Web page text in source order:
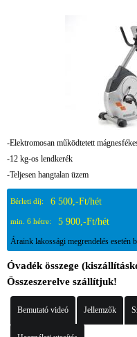
-Elektromosan működtetett
-12 kg-os lendkerék
-Teljesen hangtalan üzem
Bérleti díj: 6 500,-Ft/hét
min. 6 hétre: 5 900,-Ft/hét
Áraink lakossági megrendelés esetén
Óvadék összege
Összeszerelve szállítjuk!
Bemutató videó Jellemzők